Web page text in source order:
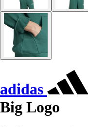
adidas
Big Logo